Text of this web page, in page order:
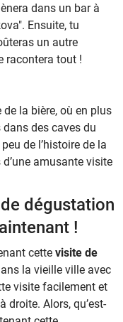
dans un bar à
Ensuite, tu
un autre
racontera tout !
la bière, où en plus
des caves du
de l’histoire de la
amusante visite
dégustation
!
cette visite de
la vieille ville avec
visite facilement et
droite. Alors, qu’est-